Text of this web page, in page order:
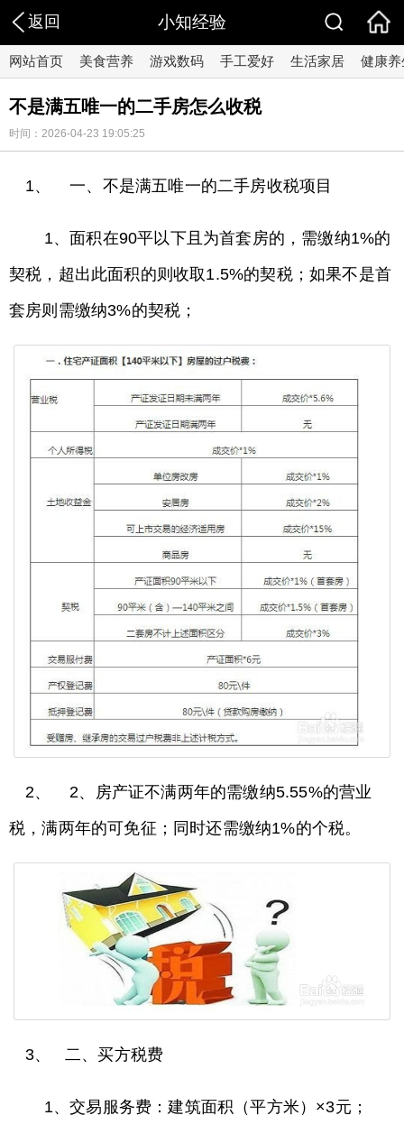
返回 小知经验
网站首页 美食营养 游戏数码 手工爱好 生活家居 健康养
不是满五唯一的二手房怎么收税
时间：2026-04-23 19:05:25
1、 一、不是满五唯一的二手房收税项目
1、面积在90平以下且为首套房的，需缴纳1%的
契税，超出此面积的则收取1.5%的契税；如果不是首
套房则需缴纳3%的契税；
2、 2、房产证不满两年的需缴纳5.55%的营业
税，满两年的可免征；同时还需缴纳1%的个税。
3、 二、买方税费
1、交易服务费：建筑面积（平方米）×3元；